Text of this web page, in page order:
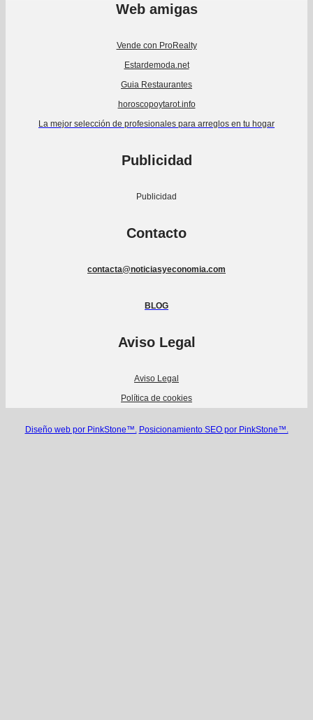
Web amigas
Vende con ProRealty
Estardemoda.net
Guia Restaurantes
horoscopoytarot.info
La mejor selección de profesionales para arreglos en tu hogar
Publicidad
Publicidad
Contacto
contacta@noticiasyeconomia.com
BLOG
Aviso Legal
Aviso Legal
Política de cookies
Diseño web por PinkStone™. Posicionamiento SEO por PinkStone™.